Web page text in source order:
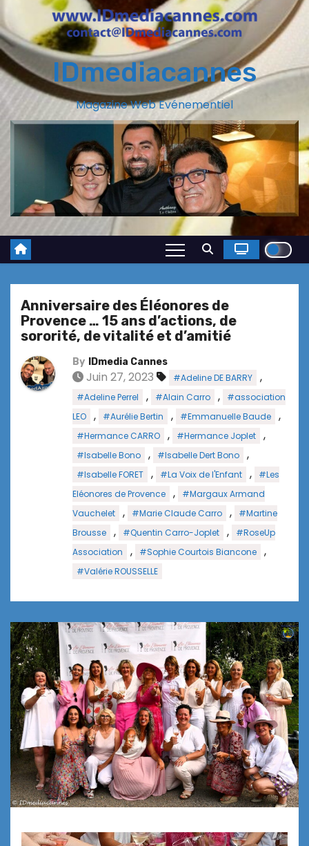
IDmediacannes
Magazine Web Evénementiel
Anniversaire des Éléonores de
Provence … 15 ans d’actions, de
sororité, de vitalité et d’amitié
By IDmedia Cannes
Juin 27, 2023 #Adeline DE BARRY ,
#Adeline Perrel , #Alain Carro ,
#association
LEO
, #Aurélie Bertin , #Emmanuelle Baude ,
#Hermance CARRO , #Hermance Joplet ,
#Isabelle Bono , #Isabelle Dert Bono ,
#Isabelle FORET , #La Voix de l'Enfant ,
#Les
Eléonores de Provence
,
#Margaux Armand
Vauchelet
, #Marie Claude Carro ,
#Martine
Brousse
, #Quentin Carro-Joplet ,
#RoseUp
Association
, #Sophie Courtois Biancone ,
#Valérie ROUSSELLE